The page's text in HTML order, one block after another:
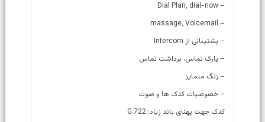
– Dial Plan, dial-now
– massage, Voicemail
– پشتیبانی از Intercom
– پارک تماس، برداشت تماس
– زنگ متمایز
– خصوصیات کدک ها و صوت
کدک جهت پهنای باند زیاد: G.722